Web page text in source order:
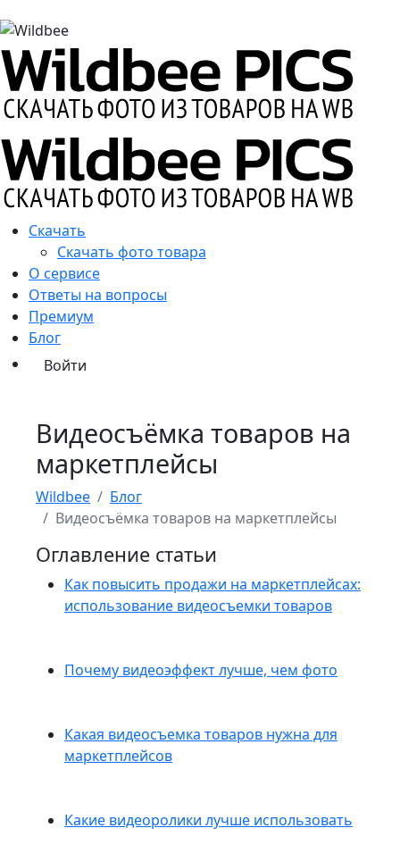
Скачать
Скачать фото товара
О сервисе
Ответы на вопросы
Премиум
Блог
Войти
Видеосъёмка товаров на
маркетплейсы
Wildbee
Блог
Видеосъёмка товаров на маркетплейсы
Оглавление статьи
Как повысить продажи на маркетплейсах:
использование видеосъемки товаров
Почему видеоэффект лучше, чем фото
Какая видеосъемка товаров нужна для
маркетплейсов
Какие видеоролики лучше использовать